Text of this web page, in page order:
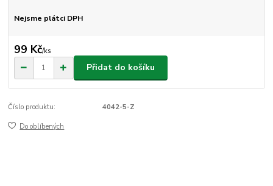
Nejsme plátci DPH
99 Kč/ks
Přidat do košíku
Číslo produktu: 4042-5-Z
Do oblíbených